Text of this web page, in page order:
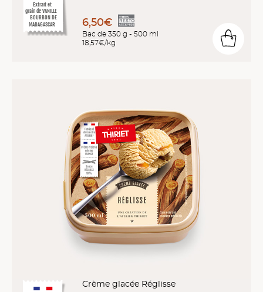
Extrait et
grain de VANILLE
BOURBON DE
MADAGASCAR 6,50€
Bac de 350 g - 500 ml
18,57€/kg
Crème glacée Réglisse